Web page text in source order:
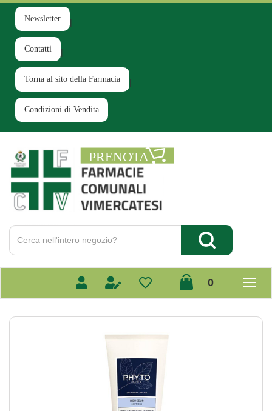
Passa
contenuto
principale
Newsletter
Contatti
Torna al sito della Farmacia
Condizioni di Vendita
Farmacia
Comunale
Cerca
Prodotto
Cerca Prodotto
0prodotti